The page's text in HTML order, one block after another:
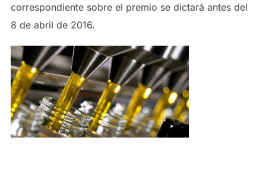
correspondiente sobre el premio se dictará antes del
8 de abril de 2016.